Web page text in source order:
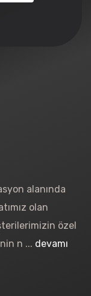
alanında
olan
özel
n ... devamı